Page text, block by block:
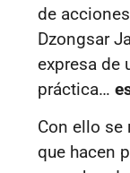
de
Dzongsar
expresa de
práctica…
Con ello se
que hacen